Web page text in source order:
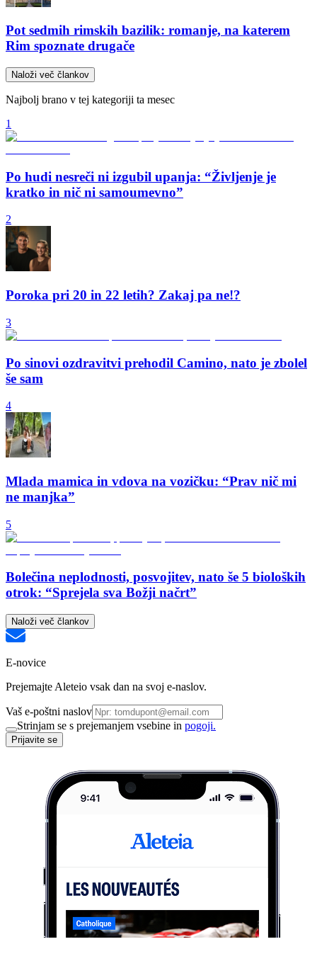
Pot sedmih rimskih bazilik: romanje, na katerem
Rim spoznate drugače
Naloži več člankov
Najbolj brano v tej kategoriji ta mesec
1
Po hudi nesreči ni izgubil upanja: “Življenje je
kratko in nič ni samoumevno”
2
Poroka pri 20 in 22 letih? Zakaj pa ne!?
3
Po sinovi ozdravitvi prehodil Camino, nato je zbolel
še sam
4
Mlada mamica in vdova na vozičku: “Prav nič mi
ne manjka”
5
Bolečina neplodnosti, posvojitev, nato še 5 bioloških
otrok: “Sprejela sva Božji načrt”
Naloži več člankov
E-novice
Prejemajte Aleteio vsak dan na svoj e-naslov.
Vaš e-poštni naslov
Strinjam se s prejemanjem vsebine in pogoji.
Prijavite se